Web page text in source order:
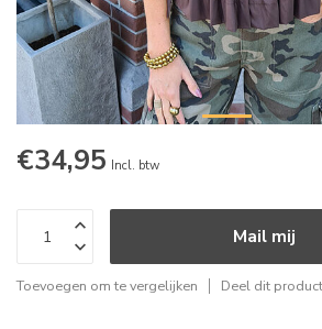
€34,95 Incl. btw
Mail mij
Toevoegen om te vergelijken Deel dit product